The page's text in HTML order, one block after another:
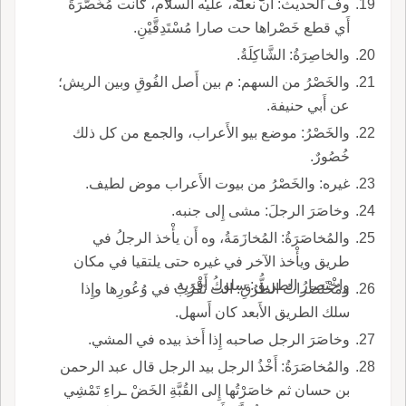
وف الحديث: أَن نعله، عليه السلام، كانت مُخَصَّرَةً
أَي قطع خَصْراها حت صارا مُسْتَدِقَّيْنِ.
والخاصِرَةُ: الشَّاكِلَةُ.
والخَصْرُ من السهم: م بين أَصل الفُوقِ وبين الريش؛
عن أَبي حنيفة.
والخَصْرُ: موضع بيو الأَعراب، والجمع من كل ذلك
خُصُورٌ.
غيره: والخَصْرُ من بيوت الأَعراب موض لطيف.
وخاصَرَ الرجلَ: مشى إِلى جنبه.
والمُخاصَرَةُ: المُخازَمَةُ، وه أَن يأْخذ الرجلُ في
طريق ويأْخذ الآخر في غيره حتى يلتقيا في مكان
واخْتَصارُ الطريق: سلوكُ أَقْرَبِه.
ومُخْتَصَراتُ الطُّرُقِ: الت تَقْرُبُ في وُعُورِها وإِذا
سلك الطريق الأَبعد كان أَسهل.
وخاصَرَ الرجل صاحبه إِذا أَخذ بيده في المشي.
والمُخاصَرَةُ: أَخْذُ الرجل بيد الرجل قال عبد الرحمن
بن حسان ثم خاصَرْتُها إِلى القُبَّةِ الخَضْ ـراءِ تَمْشِي